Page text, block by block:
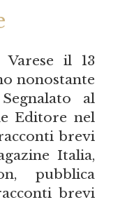
il 13
nonostante
al
Editore nel
brevi
Italia,
pubblica
brevi